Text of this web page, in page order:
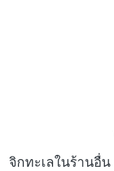
จิกทะเลในร้านอื่น